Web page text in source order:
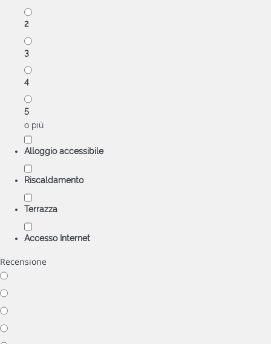
2
3
4
5
o più
Alloggio accessibile
Riscaldamento
Terrazza
Accesso Internet
Recensione